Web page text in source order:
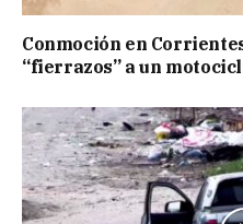
Conmoción en
“fierrazos” a un